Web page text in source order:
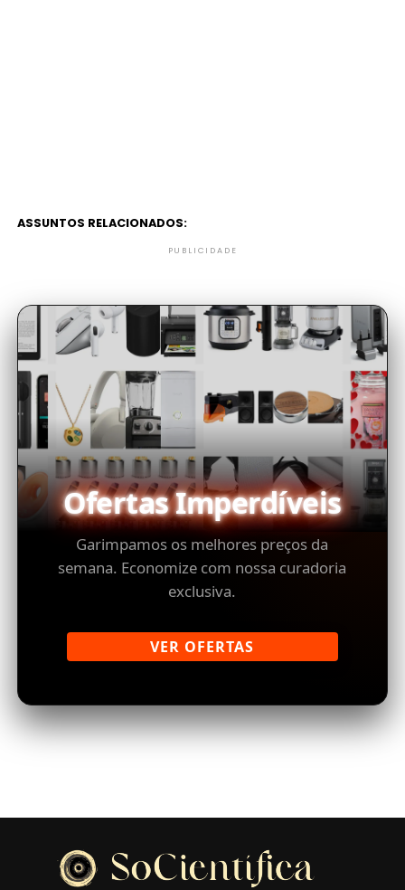
ASSUNTOS RELACIONADOS:
PUBLICIDADE
Ofertas Imperdíveis
Garimpamos os melhores preços da
semana. Economize com nossa curadoria
exclusiva.
VER OFERTAS